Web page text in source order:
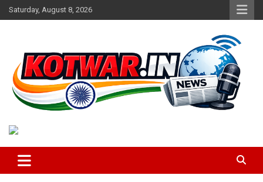
Skip
to
Saturday, August 8, 2026
kotwar.in